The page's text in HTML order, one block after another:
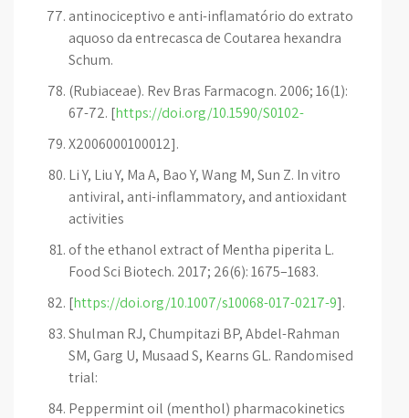
antinociceptivo e anti-inflamatório do extrato
aquoso da entrecasca de Coutarea hexandra
Schum.
(Rubiaceae). Rev Bras Farmacogn. 2006; 16(1):
67-72. [https://doi.org/10.1590/S0102-
X2006000100012].
Li Y, Liu Y, Ma A, Bao Y, Wang M, Sun Z. In vitro
antiviral, anti-inflammatory, and antioxidant
activities
of the ethanol extract of Mentha piperita L.
Food Sci Biotech. 2017; 26(6): 1675–1683.
[https://doi.org/10.1007/s10068-017-0217-9].
Shulman RJ, Chumpitazi BP, Abdel-Rahman
SM, Garg U, Musaad S, Kearns GL. Randomised
trial:
Peppermint oil (menthol) pharmacokinetics